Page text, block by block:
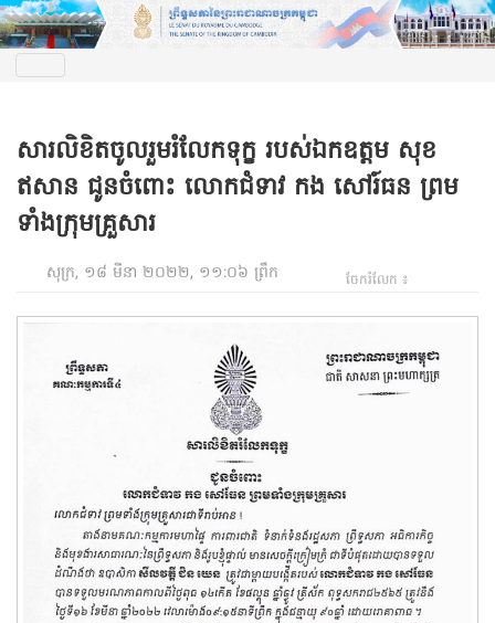
សារលិខិតចូលរួមរំលែកទុក្ខ របស់ឯកឧត្តម សុខ
ឥសាន ជូនចំពោះ លោកជំទាវ កង សៅរ៍ធន ព្រម
ទាំងក្រុមគ្រួសារ
សុក្រ, ១៨ មីនា ២០២២, ១១:០៦ ព្រឹក ចែករំលែក ៖